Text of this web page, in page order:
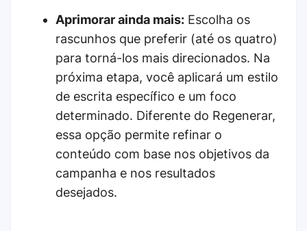
Aprimorar ainda mais: Escolha os
rascunhos que preferir (até os quatro)
para torná-los mais direcionados. Na
próxima etapa, você aplicará um estilo
de escrita específico e um foco
determinado. Diferente do Regenerar,
essa opção permite refinar o
conteúdo com base nos objetivos da
campanha e nos resultados
desejados.